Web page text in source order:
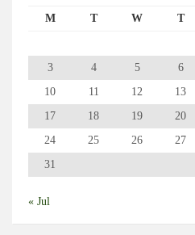
M
T W T
3
4 5 6
10
11 12 13
17
18 19 20
24
25 26 27
31
« Jul